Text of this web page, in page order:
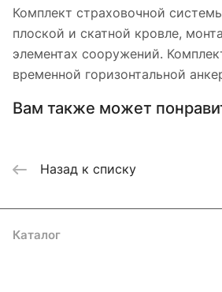
Комплект страховочной
плоской и скатной кровле,
элементах сооружений.
временной горизонтальной
Вам также может
Назад к списку
Каталог